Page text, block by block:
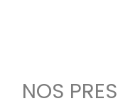
NOS